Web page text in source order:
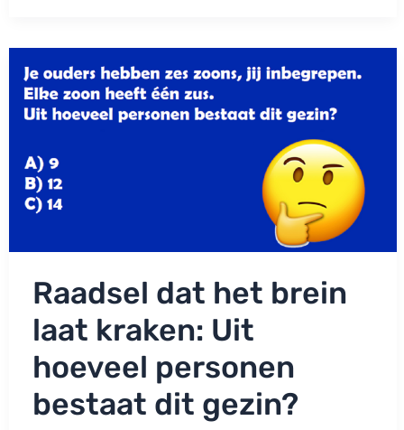
twaalf
vreemde
details
in
de
afbeelding?
Raadsel dat het brein
laat kraken: Uit
hoeveel personen
bestaat dit gezin?